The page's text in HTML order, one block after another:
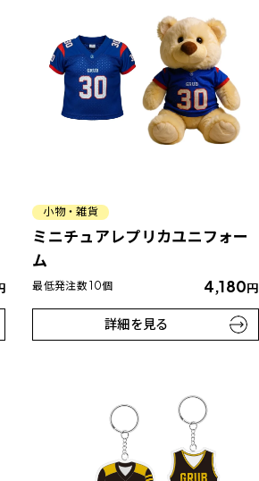
小物・雑貨
ミニチュアレプリカユニフォー
ム
最低発注数 10個 4,180円
詳細を見る